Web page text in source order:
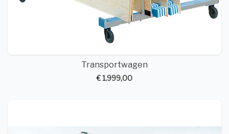
Transportwagen
€ 1.999,00